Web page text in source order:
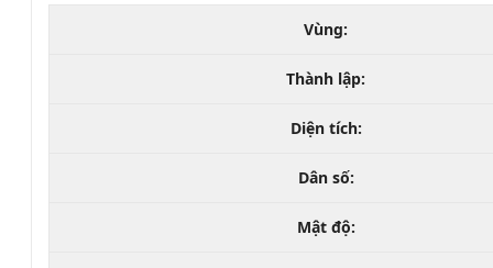
Vùng:
Thành lập:
Diện tích:
Dân số:
Mật độ: